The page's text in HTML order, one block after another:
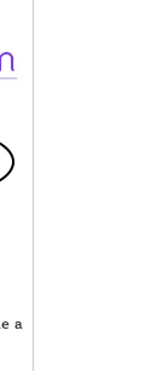
a